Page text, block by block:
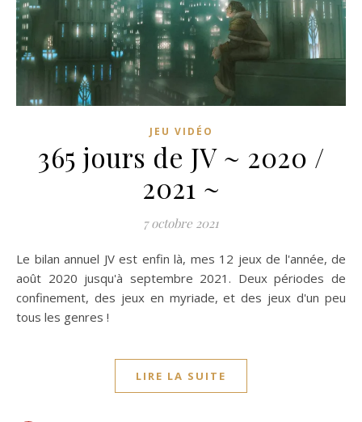
JEU VIDÉO
365 jours de JV ~ 2020 /
2021 ~
7 octobre 2021
Le bilan annuel JV est enfin là, mes 12 jeux de l'année, de
août 2020 jusqu'à septembre 2021. Deux périodes de
confinement, des jeux en myriade, et des jeux d'un peu
tous les genres !
LIRE LA SUITE